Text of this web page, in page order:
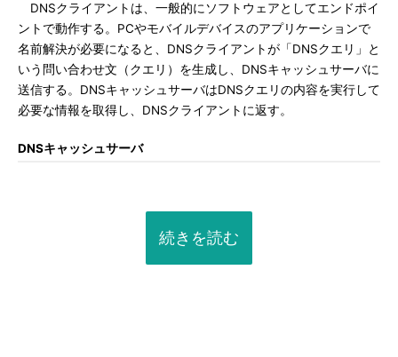
DNSクライアントは、一般的にソフトウェアとしてエンドポイ
ントで動作する。PCやモバイルデバイスのアプリケーションで
名前解決が必要になると、DNSクライアントが「DNSクエリ」と
いう問い合わせ文（クエリ）を生成し、DNSキャッシュサーバに
送信する。DNSキャッシュサーバはDNSクエリの内容を実行して
必要な情報を取得し、DNSクライアントに返す。
DNSキャッシュサーバ
続きを読む